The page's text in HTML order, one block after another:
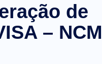
de
– NCM